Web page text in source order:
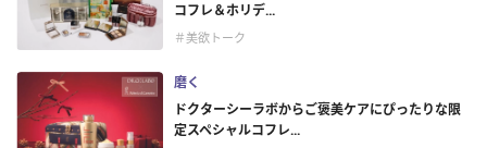
コフレ＆ホリデ...
＃美欲トーク
磨く
ドクターシーラボからご褒美ケアにぴったりな限
定スペシャルコフレ...